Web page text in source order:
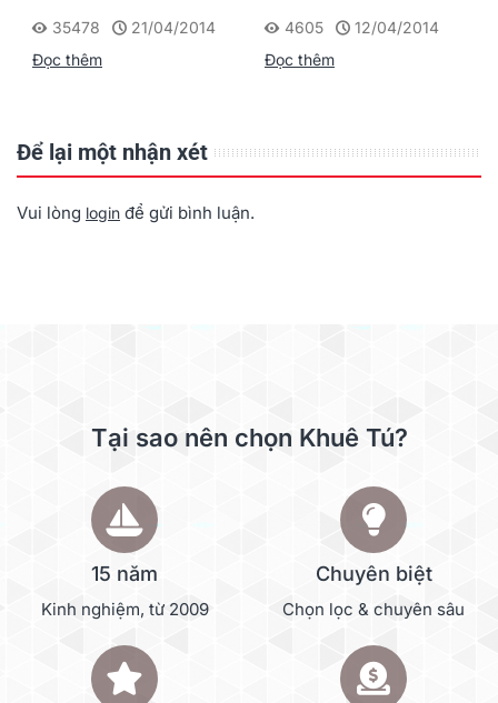
Center 4 để scan tài
liệu
35478
21/04/2014
Đọc thêm
ADS-2100
4605
12/04/2014
Đọc thêm
Để lại một nhận xét
Vui lòng login để gửi bình luận.
Tại sao nên chọn Khuê Tú?
15 năm
Kinh nghiệm, từ 2009
Chuyên biệt
Chọn lọc & chuyên sâu